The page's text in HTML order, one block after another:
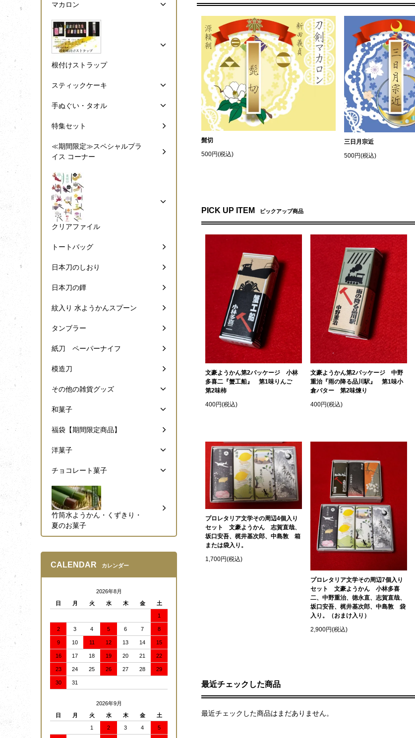
髭切
500円(税込)
三日月宗近
500円(税込)
PICK UP ITEM ピックアップ商品
文豪ようかん第2パッケージ 小林
多喜二『蟹工船』 第1味りんご
第2味柿
400円(税込)
文豪ようかん第2パッケージ 中野
重治『雨の降る品川駅』 第1味小
倉バター 第2味煉り
400円(税込)
プロレタリア文学その周辺4個入り
セット 文豪ようかん 志賀直哉、
坂口安吾、梶井基次郎、中島敦 箱
または袋入り。
1,700円(税込)
プロレタリア文学その周辺7個入り
セット 文豪ようかん 小林多喜
二、中野重治、徳永直、志賀直哉、
坂口安吾、梶井基次郎、中島敦 袋
入り。（おまけ入り）
2,900円(税込)
最近チェックした商品
最近チェックした商品はまだありません。
マカロン
根付けストラップ
スティックケーキ
手ぬぐい・タオル
特集セット
≪期間限定≫スペシャルプラ
イス コーナー
クリアファイル
トートバッグ
日本刀のしおり
日本刀の鐔
紋入り 水ようかんスプーン
タンブラー
紙刀 ペーパーナイフ
模造刀
その他の雑貨グッズ
和菓子
福袋【期間限定商品】
洋菓子
チョコレート菓子
竹筒水ようかん・くずきり・
夏のお菓子
CALENDAR カレンダー
2026年8月
日
月 火 水 木 金 土
1
2 3 4 5 6 7 8
9 10 11 12 13 14 15
16 17 18 19 20 21 22
23 24 25 26 27 28 29
30 31
2026年9月
日
月 火 水 木 金 土
1 2 3 4 5